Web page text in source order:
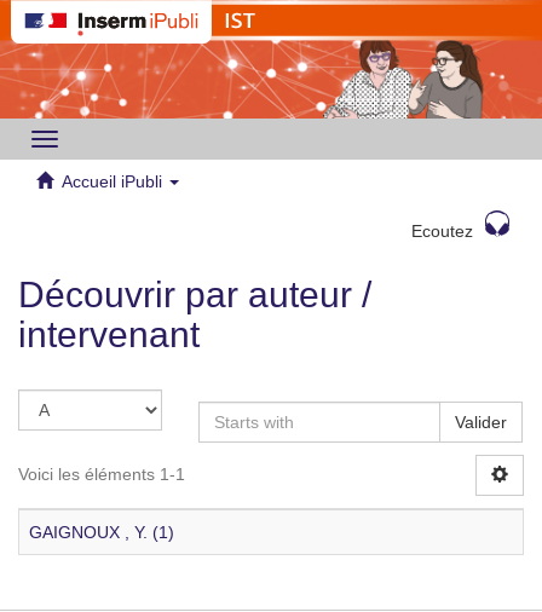
Toggle
navigation
Accueil iPubli
Ecoutez
Découvrir par auteur /
intervenant
Valider
Voici les éléments 1-1
GAIGNOUX , Y. (1)